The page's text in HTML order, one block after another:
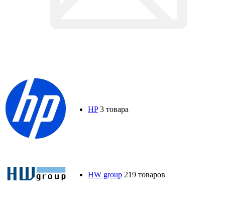
HP 3 товара
HW group 219 товаров